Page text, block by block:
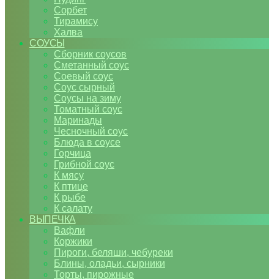
Сорбет
Тирамису
Халва
СОУСЫ
Сборник соусов
Сметанный соус
Соевый соус
Соус сырный
Соусы на зиму
Томатный соус
Маринады
Чесночный соус
Блюда в соусе
Горчица
Грибной соус
К мясу
К птице
К рыбе
К салату
ВЫПЕЧКА
Вафли
Коржики
Пироги, беляши, чебуреки
Блины, оладьи, сырники
Торты, пирожные